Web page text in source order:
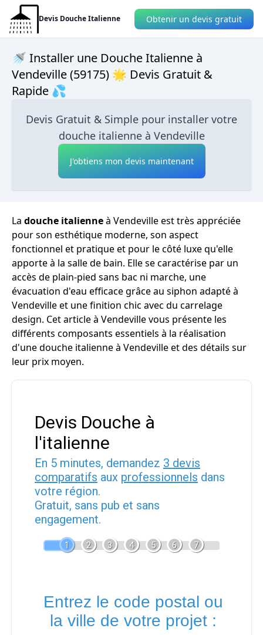
Devis Douche Italienne Obtenir un devis gratuit
🚿 Installer une Douche Italienne à
Vendeville (59175) 🌟 Devis Gratuit &
Rapide 💦
Devis Gratuit & Simple pour installer votre
douche italienne à Vendeville
J'obtiens mon devis maintenant
La douche italienneà Vendeville est très appréciée
pour son esthétique moderne, son aspect
fonctionnel et pratique et pour le côté luxe qu'elle
apporte à la salle de bain. Elle se caractérise par un
accès de plain-pied sans bac ni marche, une
évacuation d'eau efficace grâce au siphon adapté à
Vendeville et une finition chic avec du carrelage
design. Cet article à Vendeville vous présente les
différents composants essentiels à la réalisation
d'une douche italienne à Vendeville et des détails sur
leur prix moyen.
Devis Douche à
l'italienne
En 5 minutes, demandez 3 devis
comparatifs aux professionnels dans
votre région.
Gratuit, sans pub et sans
engagement.
1 2 3 4 5 6 7
Entrez le code postal ou
la ville de votre projet :